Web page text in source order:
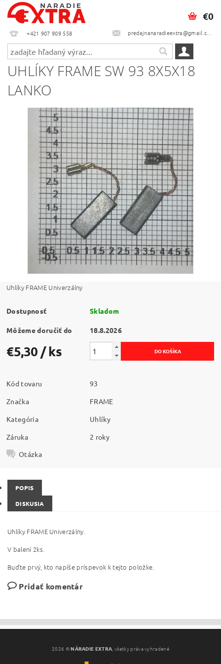
+421 907 909 558 predajnanaradieextra@gmail.com
€0
UHLÍKY FRAME SW 93 8X5X18
LANKO
Uhlíky FRAME Univerzálny
Dostupnosť Skladom
Môžeme doručiť do 18.8.2026
€5,30 / ks
Kód tovaru
93
Značka
FRAME
Kategória
Uhlíky
Záruka
2 roky
Otázka
POPIS
DISKUSIA
Uhlíky FRAME Univerzálny.
V balení 2ks.
Buďte prvý, kto napíše príspevok k tejto položke.
Pridať komentár
2026 ©NÁRADIE EXTRA, všetky práva vyhradené